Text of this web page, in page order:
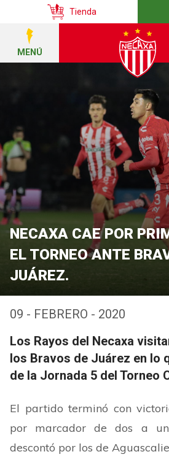
Tienda
MENÚ
NECAXA CAE POR
EL TORNEO ANTE
JUÁREZ.
09 - FEBRERO - 2020
Los Rayos del Necaxa
los Bravos de Juárez en lo
de la Jornada 5 del Torneo
El partido terminó con
por marcador de dos a
descontó por los de